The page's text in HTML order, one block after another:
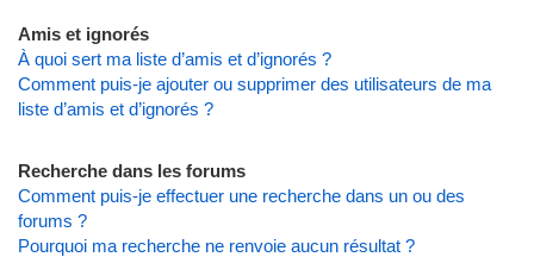
Amis et ignorés
À quoi sert ma liste d’amis et d’ignorés ?
Comment puis-je ajouter ou supprimer des utilisateurs de ma
liste d’amis et d’ignorés ?
Recherche dans les forums
Comment puis-je effectuer une recherche dans un ou des
forums ?
Pourquoi ma recherche ne renvoie aucun résultat ?